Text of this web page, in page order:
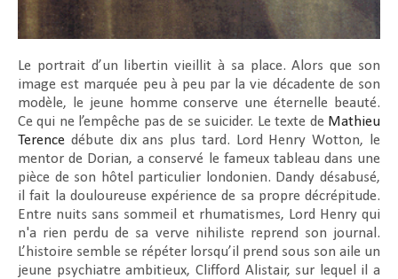
Le portrait d’un libertin vieillit à sa place. Alors que son
image est marquée peu à peu par la vie décadente de son
modèle, le jeune homme conserve une éternelle beauté.
Ce qui ne l’empêche pas de se suicider. Le texte de Mathieu
Terence débute dix ans plus tard. Lord Henry Wotton, le
mentor de Dorian, a conservé le fameux tableau dans une
pièce de son hôtel particulier londonien. Dandy désabusé,
il fait la douloureuse expérience de sa propre décrépitude.
Entre nuits sans sommeil et rhumatismes, Lord Henry qui
n'a rien perdu de sa verve nihiliste reprend son journal.
L’histoire semble se répéter lorsqu’il prend sous son aile un
jeune psychiatre ambitieux, Clifford Alistair, sur lequel il a